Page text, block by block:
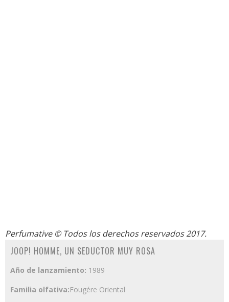
Perfumative© Todos los derechos reservados 2017.
JOOP! HOMME, UN SEDUCTOR MUY ROSA
Año de lanzamiento: 1989
Familia olfativa:Fougére Oriental